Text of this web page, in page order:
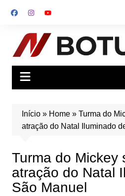
para
conteúdo
Início» Home» Turma do
atração do Natal Iluminado
Turma do Mickey
atração do Natal
São Manuel